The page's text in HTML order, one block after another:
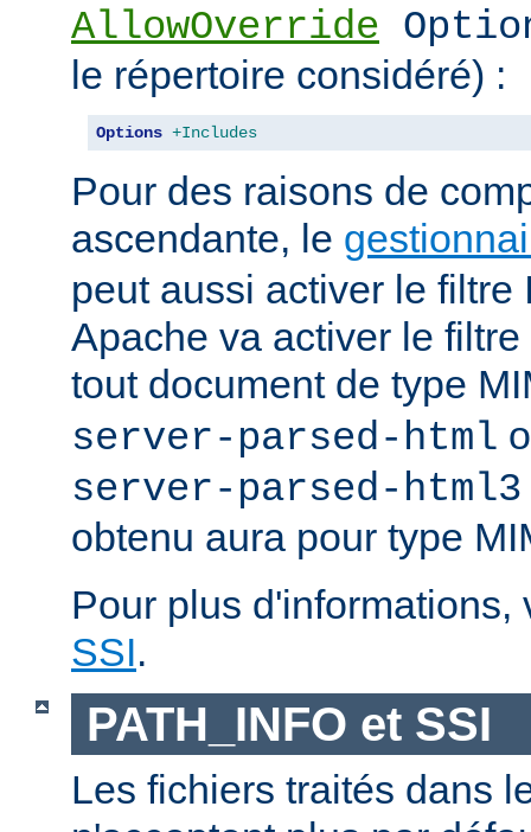
AllowOverride
le répertoire considéré) :
Options +Includes
Pour des raisons de
ascendante, le
peut aussi activer le filtre
Apache va activer le
tout document de type
server-parsed-html
server-parsed-html3
obtenu aura pour type
Pour plus
SSI.
PATH_INFO et SSI
Les fichiers traités dans